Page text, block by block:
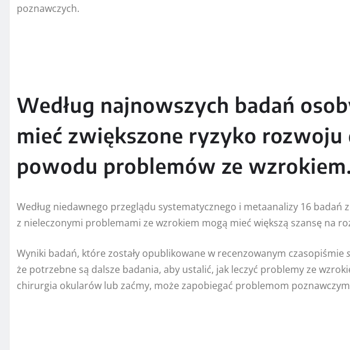
poznawczych.
Według najnowszych badań
mieć zwiększone ryzyko rozwoju
powodu problemów ze
Według niedawnego przeglądu systematycznego i metaanalizy 16 badań
z nieleczonymi problemami ze wzrokiem mogą mieć większą szansę na
Wyniki badań, które zostały opublikowane w recenzowanym czasopiśmie
że potrzebne są dalsze badania, aby ustalić, jak leczyć problemy ze
chirurgia okularów lub zaćmy, może zapobiegać problemom